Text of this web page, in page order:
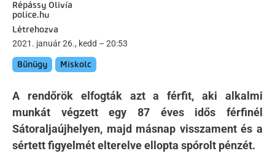
Répássy Olivía
police.hu
Létrehozva
2021. január 26., kedd – 20:53
Bűnügy Miskolc
A rendőrök elfogták azt a férfit, aki alkalmi
munkát végzett egy 87 éves idős férfinél
Sátoraljaújhelyen, majd másnap visszament és a
sértett figyelmét elterelve ellopta spórolt pénzét.